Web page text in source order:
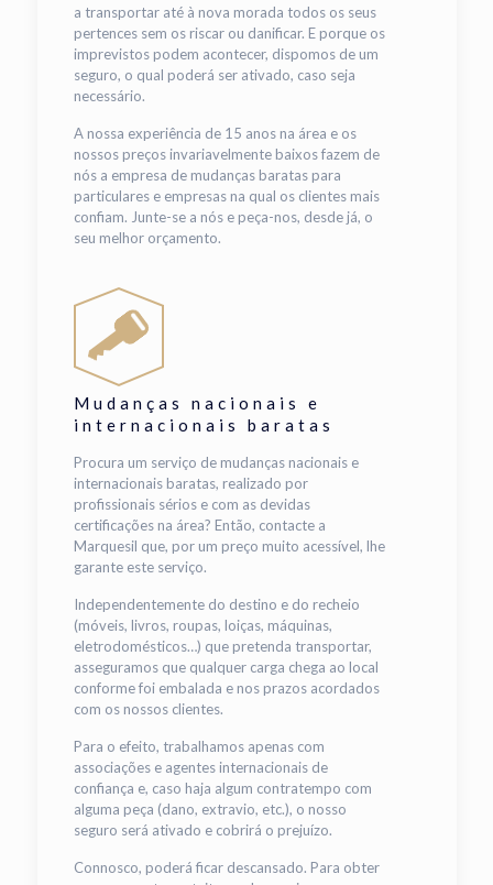
a transportar até à nova morada todos os seus
pertences sem os riscar ou danificar. E porque os
imprevistos podem acontecer, dispomos de um
seguro, o qual poderá ser ativado, caso seja
necessário.
A nossa experiência de 15 anos na área e os
nossos preços invariavelmente baixos fazem de
nós a empresa de mudanças baratas para
particulares e empresas na qual os clientes mais
confiam. Junte-se a nós e peça-nos, desde já, o
seu melhor orçamento.
Mudanças nacionais e
internacionais baratas
Procura um serviço de mudanças nacionais e
internacionais baratas, realizado por
profissionais sérios e com as devidas
certificações na área? Então, contacte a
Marquesil que, por um preço muito acessível, lhe
garante este serviço.
Independentemente do destino e do recheio
(móveis, livros, roupas, loiças, máquinas,
eletrodomésticos…) que pretenda transportar,
asseguramos que qualquer carga chega ao local
conforme foi embalada e nos prazos acordados
com os nossos clientes.
Para o efeito, trabalhamos apenas com
associações e agentes internacionais de
confiança e, caso haja algum contratempo com
alguma peça (dano, extravio, etc.), o nosso
seguro será ativado e cobrirá o prejuízo.
Connosco, poderá ficar descansado. Para obter